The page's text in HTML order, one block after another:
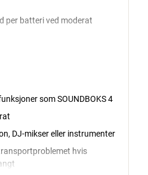
per batteri ved moderat
som SOUNDBOKS 4
DJ-mikser eller instrumenter
hvis